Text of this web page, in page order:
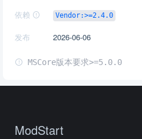
依赖 Vendor:>=2.4.0
发布 2026-06-06
MSCore版本要求>=5.0.0
ModStart